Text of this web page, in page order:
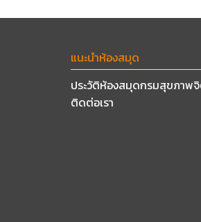
แนะนำห้องสมุด
ประวัติห้องสมุดกรมสุขภาพ
ติดต่อเรา